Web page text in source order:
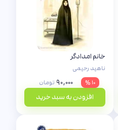
خانم امدادگر
ناهید رحیمی
۱۰ %
۹۰,۰۰۰ تومان
افزودن به سبد خرید